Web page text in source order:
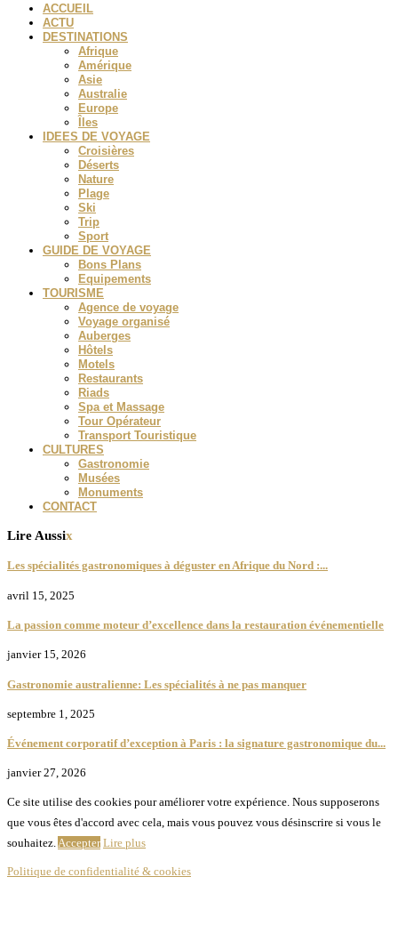
ACCUEIL
ACTU
DESTINATIONS
Afrique
Amérique
Asie
Australie
Europe
Îles
IDEES DE VOYAGE
Croisières
Déserts
Nature
Plage
Ski
Trip
Sport
GUIDE DE VOYAGE
Bons Plans
Equipements
TOURISME
Agence de voyage
Voyage organisé
Auberges
Hôtels
Motels
Restaurants
Riads
Spa et Massage
Tour Opérateur
Transport Touristique
CULTURES
Gastronomie
Musées
Monuments
CONTACT
Lire Aussix
Les spécialités gastronomiques à déguster en Afrique du Nord :...
avril 15, 2025
La passion comme moteur d’excellence dans la restauration événementielle
janvier 15, 2026
Gastronomie australienne: Les spécialités à ne pas manquer
septembre 1, 2025
Événement corporatif d’exception à Paris : la signature gastronomique du...
janvier 27, 2026
Ce site utilise des cookies pour améliorer votre expérience. Nous supposerons
que vous êtes d'accord avec cela, mais vous pouvez vous désinscrire si vous le
souhaitez.Accepter Lire plus
Politique de confidentialité & cookies